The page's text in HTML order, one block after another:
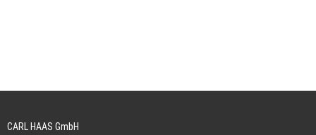
CARL HAAS GmbH